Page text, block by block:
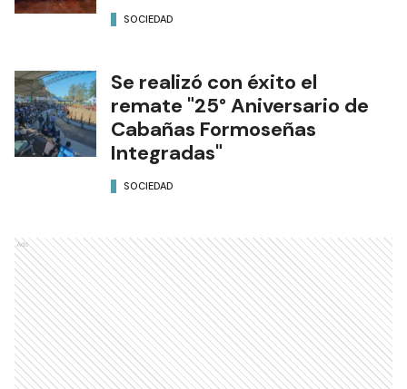
SOCIEDAD
Se realizó con éxito el
remate "25° Aniversario de
Cabañas Formoseñas
Integradas"
SOCIEDAD
Ads